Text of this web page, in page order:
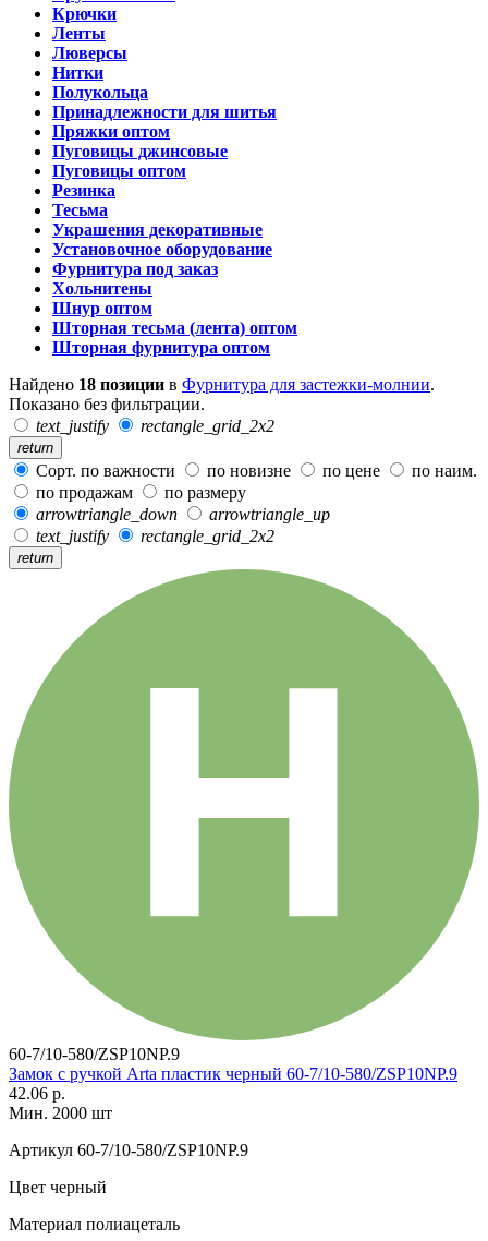
Крючки
Ленты
Люверсы
Нитки
Полукольца
Принадлежности для шитья
Пряжки оптом
Пуговицы джинсовые
Пуговицы оптом
Резинка
Тесьма
Украшения декоративные
Установочное оборудование
Фурнитура под заказ
Хольнитены
Шнур оптом
Шторная тесьма (лента) оптом
Шторная фурнитура оптом
Найдено 18 позиции в Фурнитура для застежки-молнии.
Показано без фильтрации.
text_justify
rectangle_grid_2x2
return
Сорт. по важности по новизне по цене
по наим.
по продажам
по размеру
arrowtriangle_down
arrowtriangle_up
text_justify
rectangle_grid_2x2
return
60-7/10-580/ZSP10NP.9
Замок с ручкой Arta пластик черный 60-7/10-580/ZSP10NP.9
42.06 р.
Мин. 2000 шт
Артикул 60-7/10-580/ZSP10NP.9
Цвет черный
Материал полиацеталь